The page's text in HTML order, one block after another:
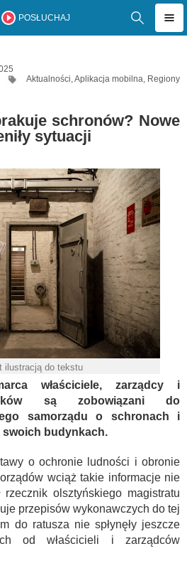
POSŁUCHAJ
Aktualności,Aplikacja mobilna, Regiony
schronów? Nowe
sytuacji
ilustracją do tekstu
właściciele, zarządcy i
są zobowiązani do
samorządu o schronach i
budynkach.
o ochronie ludności i obronie
wciąż takie informacje nie
rzecznik olsztyńskiego magistratu
przepisów wykonawczych do tej
do ratusza nie spłynęły jeszcze
od właścicieli i zarządców